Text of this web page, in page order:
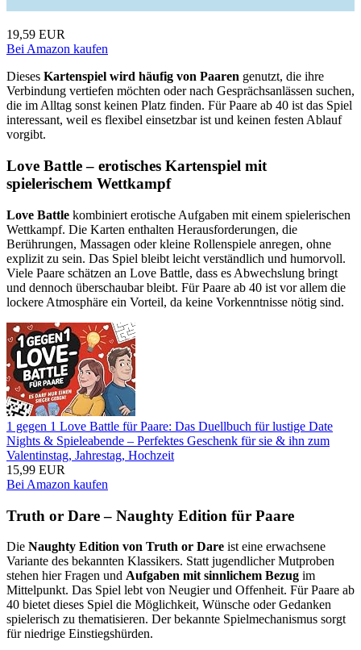
19,59 EUR
Bei Amazon kaufen
Dieses Kartenspiel wird häufig von Paaren genutzt, die ihre
Verbindung vertiefen möchten oder nach Gesprächsanlässen suchen,
die im Alltag sonst keinen Platz finden. Für Paare ab 40 ist das Spiel
interessant, weil es flexibel einsetzbar ist und keinen festen Ablauf
vorgibt.
Love Battle – erotisches Kartenspiel mit
spielerischem Wettkampf
Love Battle kombiniert erotische Aufgaben mit einem spielerischen
Wettkampf. Die Karten enthalten Herausforderungen, die
Berührungen, Massagen oder kleine Rollenspiele anregen, ohne
explizit zu sein. Das Spiel bleibt leicht verständlich und humorvoll.
Viele Paare schätzen an Love Battle, dass es Abwechslung bringt
und dennoch überschaubar bleibt. Für Paare ab 40 ist vor allem die
lockere Atmosphäre ein Vorteil, da keine Vorkenntnisse nötig sind.
1 gegen 1 Love Battle für Paare: Das Duellbuch für lustige Date
Nights & Spieleabende – Perfektes Geschenk für sie & ihn zum
Valentinstag, Jahrestag, Hochzeit
15,99 EUR
Bei Amazon kaufen
Truth or Dare – Naughty Edition für Paare
Die Naughty Edition von Truth or Dare ist eine erwachsene
Variante des bekannten Klassikers. Statt jugendlicher Mutproben
stehen hier Fragen und Aufgaben mit sinnlichem Bezug im
Mittelpunkt. Das Spiel lebt von Neugier und Offenheit. Für Paare ab
40 bietet dieses Spiel die Möglichkeit, Wünsche oder Gedanken
spielerisch zu thematisieren. Der bekannte Spielmechanismus sorgt
für niedrige Einstiegshürden.